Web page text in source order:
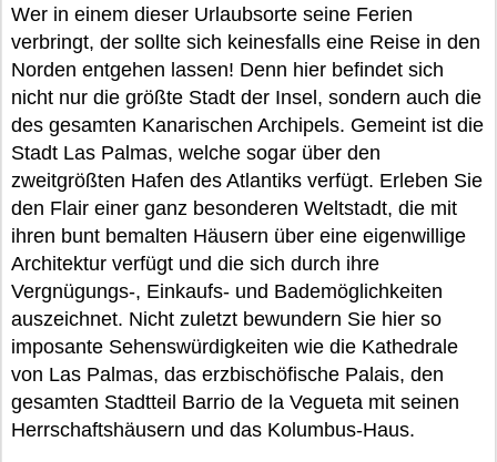
Wer in einem dieser Urlaubsorte seine Ferien
verbringt, der sollte sich keinesfalls eine Reise in den
Norden entgehen lassen! Denn hier befindet sich
nicht nur die größte Stadt der Insel, sondern auch die
des gesamten Kanarischen Archipels. Gemeint ist die
Stadt Las Palmas, welche sogar über den
zweitgrößten Hafen des Atlantiks verfügt. Erleben Sie
den Flair einer ganz besonderen Weltstadt, die mit
ihren bunt bemalten Häusern über eine eigenwillige
Architektur verfügt und die sich durch ihre
Vergnügungs-, Einkaufs- und Bademöglichkeiten
auszeichnet. Nicht zuletzt bewundern Sie hier so
imposante Sehenswürdigkeiten wie die Kathedrale
von Las Palmas, das erzbischöfische Palais, den
gesamten Stadtteil Barrio de la Vegueta mit seinen
Herrschaftshäusern und das Kolumbus-Haus.